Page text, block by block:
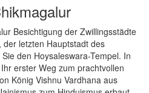
Besichtigung der Zwillingsstädte
letzten Hauptstadt des
den Hoysaleswara-Tempel. In
erster Weg zum prachtvollen
König Vishnu Vardhana aus